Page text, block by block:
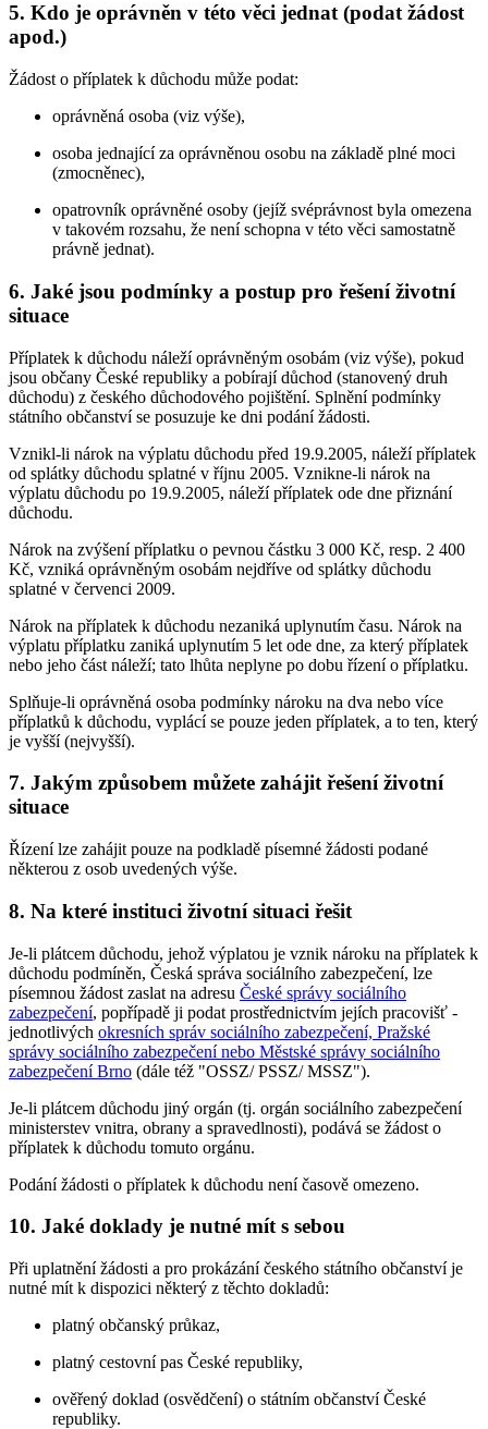
5. Kdo je oprávněn v této věci jednat (podat žádost
apod.)
Žádost o příplatek k důchodu může podat:
oprávněná osoba (viz výše),
osoba jednající za oprávněnou osobu na základě plné moci
(zmocněnec),
opatrovník oprávněné osoby (jejíž svéprávnost byla omezena
v takovém rozsahu, že není schopna v této věci samostatně
právně jednat).
6. Jaké jsou podmínky a postup pro řešení životní
situace
Příplatek k důchodu náleží oprávněným osobám (viz výše), pokud
jsou občany České republiky a pobírají důchod (stanovený druh
důchodu) z českého důchodového pojištění. Splnění podmínky
státního občanství se posuzuje ke dni podání žádosti.
Vznikl-li nárok na výplatu důchodu před 19.9.2005, náleží příplatek
od splátky důchodu splatné v říjnu 2005. Vznikne-li nárok na
výplatu důchodu po 19.9.2005, náleží příplatek ode dne přiznání
důchodu.
Nárok na zvýšení příplatku o pevnou částku 3 000 Kč, resp. 2 400
Kč, vzniká oprávněným osobám nejdříve od splátky důchodu
splatné v červenci 2009.
Nárok na příplatek k důchodu nezaniká uplynutím času. Nárok na
výplatu příplatku zaniká uplynutím 5 let ode dne, za který příplatek
nebo jeho část náleží; tato lhůta neplyne po dobu řízení o příplatku.
Splňuje-li oprávněná osoba podmínky nároku na dva nebo více
příplatků k důchodu, vyplácí se pouze jeden příplatek, a to ten, který
je vyšší (nejvyšší).
7. Jakým způsobem můžete zahájit řešení životní
situace
Řízení lze zahájit pouze na podkladě písemné žádosti podané
některou z osob uvedených výše.
8. Na které instituci životní situaci řešit
Je-li plátcem důchodu, jehož výplatou je vznik nároku na příplatek k
důchodu podmíněn, Česká správa sociálního zabezpečení, lze
písemnou žádost zaslat na adresu České správy sociálního
zabezpečení, popřípadě ji podat prostřednictvím jejích pracovišť -
jednotlivých okresních správ sociálního zabezpečení, Pražské
správy sociálního zabezpečení nebo Městské správy sociálního
zabezpečení Brno (dále též "OSSZ/ PSSZ/ MSSZ").
Je-li plátcem důchodu jiný orgán (tj. orgán sociálního zabezpečení
ministerstev vnitra, obrany a spravedlnosti), podává se žádost o
příplatek k důchodu tomuto orgánu.
Podání žádosti o příplatek k důchodu není časově omezeno.
10. Jaké doklady je nutné mít s sebou
Při uplatnění žádosti a pro prokázání českého státního občanství je
nutné mít k dispozici některý z těchto dokladů:
platný občanský průkaz,
platný cestovní pas České republiky,
ověřený doklad (osvědčení) o státním občanství České
republiky.